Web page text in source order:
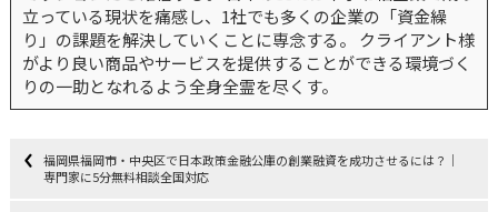
立っている現状を痛感し、1社でも多くの企業の「資金繰
り」の課題を解決していくことに専念する。 クライアント様
がより良い商品やサービスを提供することができる環境づく
りの一助となれるよう全身全霊を尽くす。
福岡県福岡市・中央区で日本政策金融公庫の創業融資を成功させるには？｜
専門家に5分無料相談全国対応